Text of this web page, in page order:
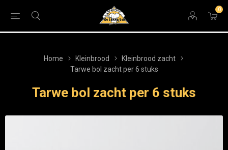
0
Home Kleinbrood
Kleinbrood zacht
Tarwe bol zacht per 6 stuks
Tarwe bol zacht per 6 stuks